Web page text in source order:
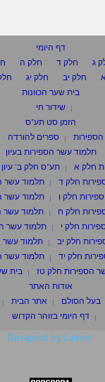
דף היומי
ג חלק ד חלק ה
חלק יב חלק יג
בית שער הכוונות
שידור חי
הזמן סט תע"ס
ספרים להורדה
תלמוד עשר הספירות בעיון
חלק א
תע"ס חלק ב' עיון
חלק ד
תלמוד עשר
חלק ו
תלמוד עשר
חלק ח
תלמוד עשר
חלק י
תלמוד עשר
חלק יב
תלמוד עשר
חלק יד
תלמוד עשר
הספירות חלק טז
בית
אודות האתר
בעל הסולם אתר הבית
דף היומי בזוהר הקדוש
Designed by Laisner